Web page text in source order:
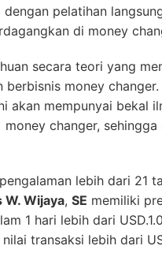
pelatihan
di money
secara teori yang
money
akan mempunyai bekal
changer, sehingga
lebih dari 21
W. Wijaya, SE memiliki
1 hari lebih dari
transaksi lebih dari